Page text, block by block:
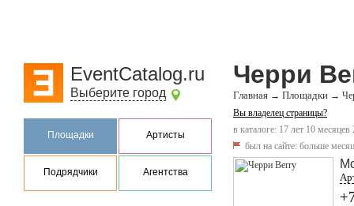
EventCatalog.ru
Выберите город
Площадки Артисты
Подрядчики Агентства
Черри
Главная → Площадки →
Вы владелец страницы?
в каталоге: 17 лет 10 месяцев
был на сайте: больше